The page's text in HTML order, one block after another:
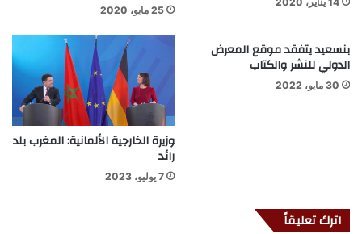
25 مايو، 2020
بنسعيد يتفقد موقع المعرض
الدولي للنشر والكتاب
30 مايو، 2022
وزيرة الخارجية الألمانية: المغرب بلد
رائد
7 يوليو، 2023
اترك تعليقاً